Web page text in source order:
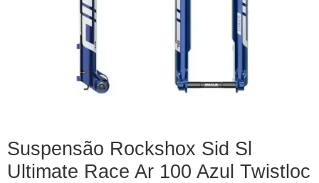
Suspensão Rockshox Sid Sl
Ultimate Race Ar 100 Azul Twistloc